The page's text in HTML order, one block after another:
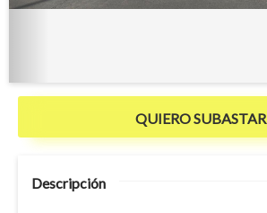
QUIERO SUBASTAR
Descripción